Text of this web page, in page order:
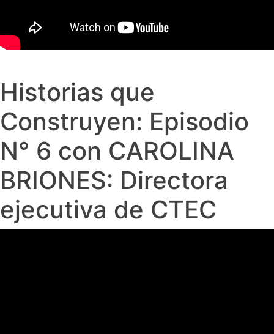
Historias que
Construyen: Episodio
N° 6 con CAROLINA
BRIONES: Directora
ejecutiva de CTEC